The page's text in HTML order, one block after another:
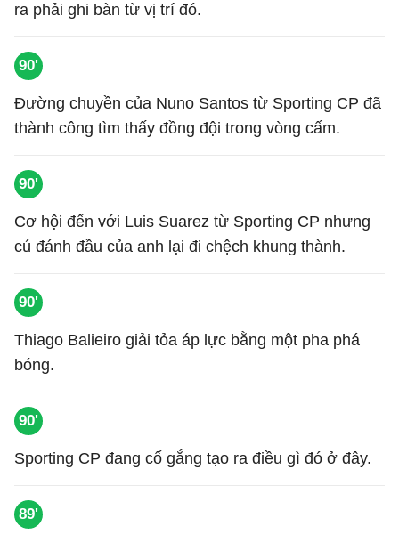
ra phải ghi bàn từ vị trí đó.
90'
Đường chuyền của Nuno Santos từ Sporting CP đã
thành công tìm thấy đồng đội trong vòng cấm.
90'
Cơ hội đến với Luis Suarez từ Sporting CP nhưng
cú đánh đầu của anh lại đi chệch khung thành.
90'
Thiago Balieiro giải tỏa áp lực bằng một pha phá
bóng.
90'
Sporting CP đang cố gắng tạo ra điều gì đó ở đây.
89'